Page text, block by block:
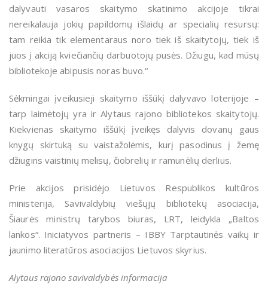
dalyvauti vasaros skaitymo skatinimo akcijoje tikrai
nereikalauja jokių papildomų išlaidų ar specialių resursų:
tam reikia tik elementaraus noro tiek iš skaitytojų, tiek iš
juos į akciją kviečiančių darbuotojų pusės. Džiugu, kad mūsų
bibliotekoje abipusis noras buvo.“
Sėkmingai įveikusieji skaitymo iššūkį dalyvavo loterijoje –
tarp laimėtojų yra ir Alytaus rajono bibliotekos skaitytojų.
Kiekvienas skaitymo iššūkį įveikęs dalyvis dovanų gaus
knygų skirtuką su vaistažolėmis, kurį pasodinus į žemę
džiugins vaistinių melisų, čiobrelių ir ramunėlių derlius.
Prie akcijos prisidėjo Lietuvos Respublikos kultūros
ministerija, Savivaldybių viešųjų bibliotekų asociacija,
Šiaurės ministrų tarybos biuras, LRT, leidykla „Baltos
lankos“. Iniciatyvos partneris – IBBY Tarptautinės vaikų ir
jaunimo literatūros asociacijos Lietuvos skyrius.
Alytaus rajono savivaldybės informacija